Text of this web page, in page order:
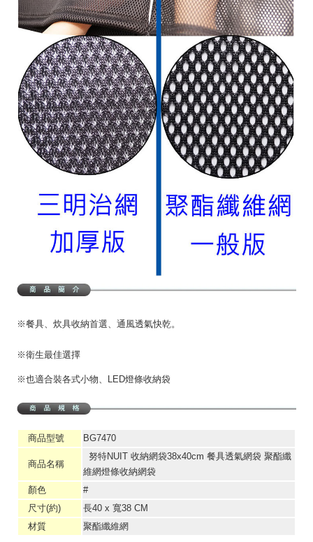
※餐具、炊具收納首選、通風透氣快乾。
※衛生最佳選擇
※也適合裝各式小物、LED燈條收納袋
商品型號 BG7470
商品名稱
努特NUIT 收納網袋38x40cm 餐具透氣網袋 聚酯纖
維網燈條收納網袋
顏色
#
尺寸(約)
長40 x 寬38 CM
材質
聚酯纖維網